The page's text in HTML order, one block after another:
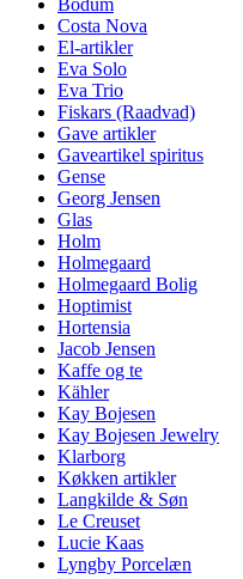
Bodum
Costa Nova
El-artikler
Eva Solo
Eva Trio
Fiskars (Raadvad)
Gave artikler
Gaveartikel spiritus
Gense
Georg Jensen
Glas
Holm
Holmegaard
Holmegaard Bolig
Hoptimist
Hortensia
Jacob Jensen
Kaffe og te
Kähler
Kay Bojesen
Kay Bojesen Jewelry
Klarborg
Køkken artikler
Langkilde & Søn
Le Creuset
Lucie Kaas
Lyngby Porcelæn